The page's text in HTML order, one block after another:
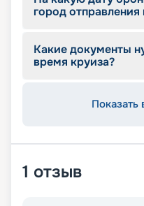
город отправления
Какие документы
время круиза?
Показать
1 отзыв